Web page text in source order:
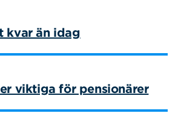
kvar än idag
viktiga för pensionärer